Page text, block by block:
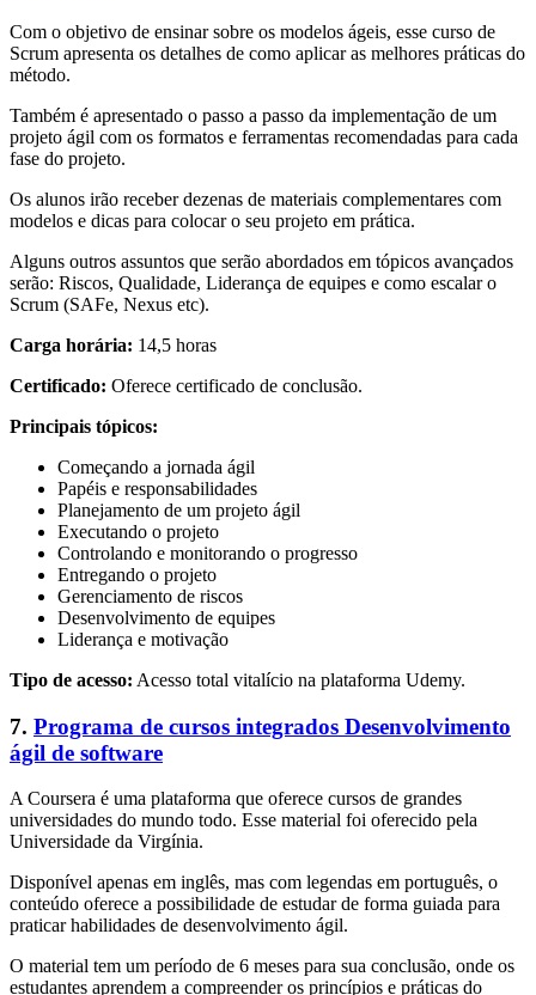
Com o objetivo de ensinar sobre os modelos ágeis, esse curso de
Scrum apresenta os detalhes de como aplicar as melhores práticas do
método.
Também é apresentado o passo a passo da implementação de um
projeto ágil com os formatos e ferramentas recomendadas para cada
fase do projeto.
Os alunos irão receber dezenas de materiais complementares com
modelos e dicas para colocar o seu projeto em prática.
Alguns outros assuntos que serão abordados em tópicos avançados
serão: Riscos, Qualidade, Liderança de equipes e como escalar o
Scrum (SAFe, Nexus etc).
Carga horária: 14,5 horas
Certificado: Oferece certificado de conclusão.
Principais tópicos:
Começando a jornada ágil
Papéis e responsabilidades
Planejamento de um projeto ágil
Executando o projeto
Controlando e monitorando o progresso
Entregando o projeto
Gerenciamento de riscos
Desenvolvimento de equipes
Liderança e motivação
Tipo de acesso: Acesso total vitalício na plataforma Udemy.
7. Programa de cursos integrados Desenvolvimento
ágil de software
A Coursera é uma plataforma que oferece cursos de grandes
universidades do mundo todo. Esse material foi oferecido pela
Universidade da Virgínia.
Disponível apenas em inglês, mas com legendas em português, o
conteúdo oferece a possibilidade de estudar de forma guiada para
praticar habilidades de desenvolvimento ágil.
O material tem um período de 6 meses para sua conclusão, onde os
estudantes aprendem a compreender os princípios e práticas do